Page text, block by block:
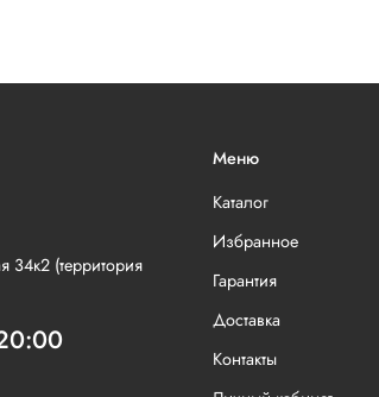
Меню
Каталог
Избранное
Гарантия
Доставка
Контакты
34к2 (территория